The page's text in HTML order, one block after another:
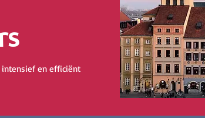
intensief en efficiënt